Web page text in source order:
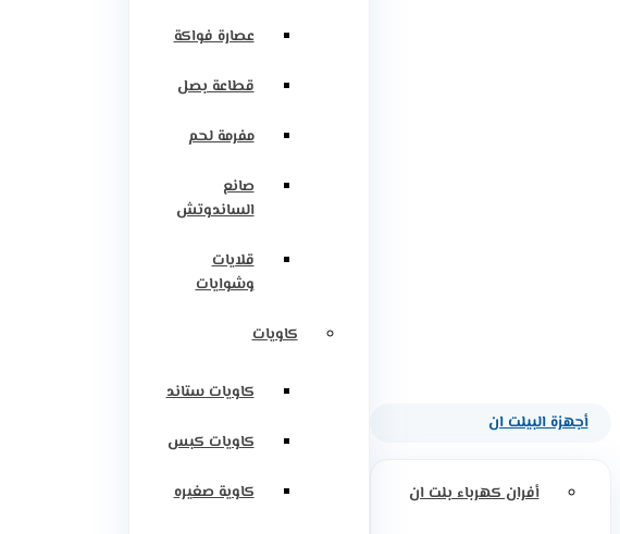
أجهزة البيلت ان
أفران كهرباء بلت ان
عصارة فواكة
قطاعة بصل
مفرمة لحم
صانع
الساندوتش
قلايات
وشوايات
كاويات
كاويات ستاند
كاويات كبس
كاوية صغيره